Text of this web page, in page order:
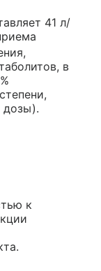
41 л/
в
дозы).
к